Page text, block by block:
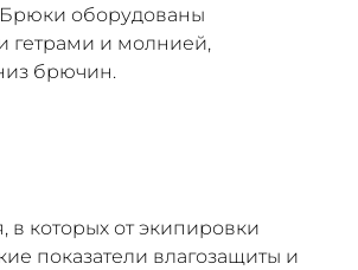
оборудованы
гетрами и молнией,
брючин.
в которых от экипировки
показатели влагозащиты и